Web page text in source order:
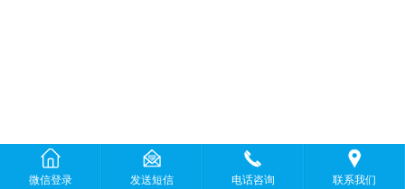
微信登录 发送短信 电话咨询 联系我们